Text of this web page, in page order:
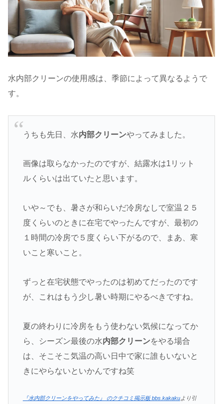
水内部クリーンの使用感は、季節によって異なるようで
す。
うちも先日、水内部クリーンやってみました。
画像は取らなかったのですが、結露水は1リット
ルくらいは出ていたと思います。
いや～でも、暑さが和らいだ冷房なしで室温２５
度くらいのときに在宅でやったんですが、最初の
１時間の冷房で５度くらい下がるので、まあ、寒
いこと寒いこと。
ずっと在宅状態でやったのは初めてだったのです
が、これはもう少し暑い時期にやるべきですね。
夏の終わりに冷房をもう使わない気候になってか
ら、シーズン最後の水内部クリーンをやる場合
は、そこそこ気温の高い日中で家に誰もいないと
きにやらないといかんですね笑
『水内部クリーンをやってみた』 のクチコミ掲示板 bbs.kakakuより引